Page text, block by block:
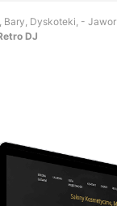
Bary, Dyskoteki, - Jawor
DJ